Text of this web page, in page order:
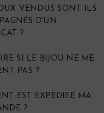
VENDUS SONT-ILS
D’UN
?
SI LE BIJOU NE ME
PAS ?
EST EXPEDIEE MA
?